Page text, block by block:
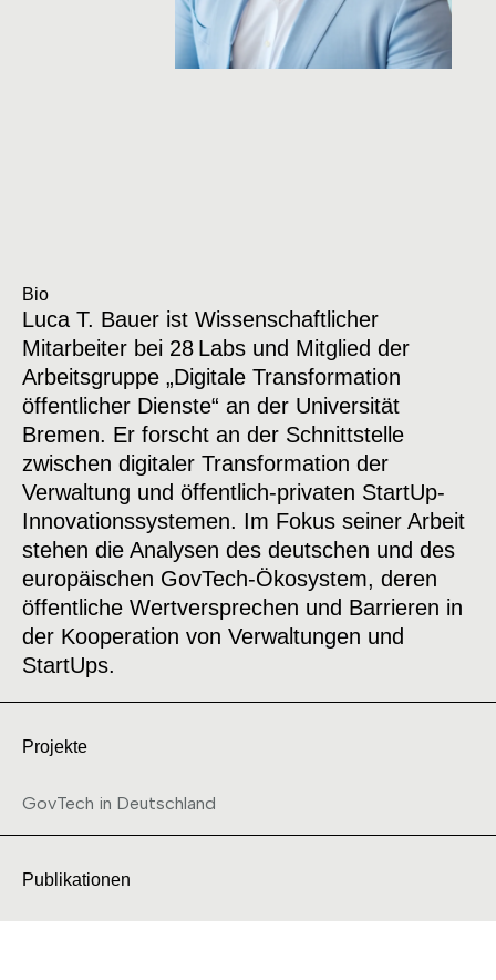
Bio
Luca T. Bauer ist Wissenschaftlicher
Mitarbeiter bei 28 Labs und Mitglied der
Arbeitsgruppe „Digitale Transformation
öffentlicher Dienste“ an der Universität
Bremen. Er forscht an der Schnittstelle
zwischen digitaler Transformation der
Verwaltung und öffentlich-privaten StartUp-
Innovationssystemen. Im Fokus seiner Arbeit
stehen die Analysen des deutschen und des
europäischen GovTech-Ökosystem, deren
öffentliche Wertversprechen und Barrieren in
der Kooperation von Verwaltungen und
StartUps.
Projekte
GovTech in Deutschland
Publikationen